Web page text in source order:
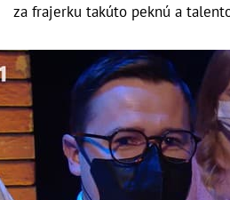
za frajerku takúto peknú a